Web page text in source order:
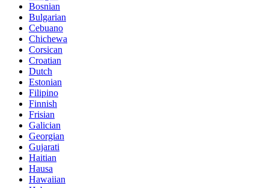
Bosnian
Bulgarian
Cebuano
Chichewa
Corsican
Croatian
Dutch
Estonian
Filipino
Finnish
Frisian
Galician
Georgian
Gujarati
Haitian
Hausa
Hawaiian